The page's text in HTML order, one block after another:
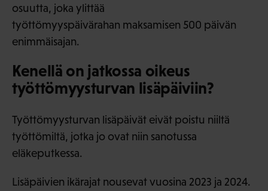
osuutta, joka ylittää
työttömyyspäivärahan maksamisen 500 päivän
enimmäisajan.
Kenellä on jatkossa oikeus
työttömyysturvan lisäpäiviin?
Työttömyysturvan lisäpäivät eivät poistu niiltä
työttömiltä, jotka jo ovat niin sanotussa
eläkeputkessa.
Lisäpäivien ikärajat nousevat vuosina 2023 ja 2024.